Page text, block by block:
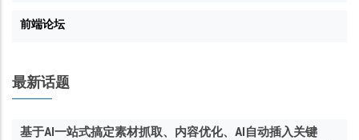
前端论坛
最新话题
基于AI一站式搞定素材抓取、内容优化、AI自动插入关键